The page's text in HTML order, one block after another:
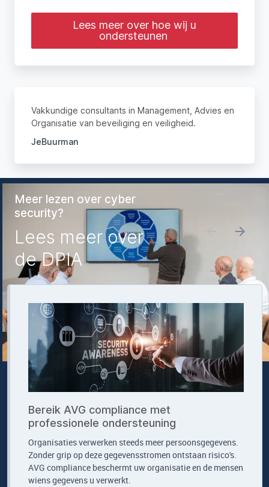
Lees meer over hoe wij u
ondersteunen
Vakkundige consultants in Management, Advies en
Organisatie van beveiliging en veiligheid.
JeBuurman
Meer lezen over cyber
security?
Lees meer over
de DPIA
Bereik AVG compliance met
professionele ondersteuning
Organisaties verwerken steeds meer persoonsgegevens.
Zonder grip op deze gegevensstromen ontstaan risico's.
AVG compliance beschermt uw organisatie en de mensen
wiens gegevens u verwerkt.